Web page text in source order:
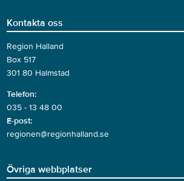
Kontakta oss
Region Halland
Box 517
301 80 Halmstad
Telefon:
035 - 13 48 00
E-post:
regionen@regionhalland.se
Övriga webbplatser